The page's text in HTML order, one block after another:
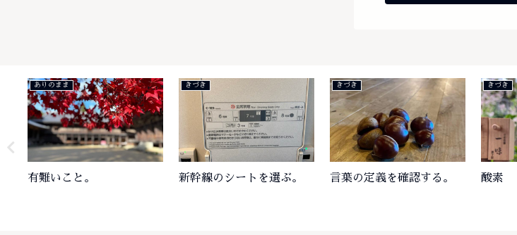
仲間
新入社員。 プラグ・ジャック
楽しみ
とらのあな